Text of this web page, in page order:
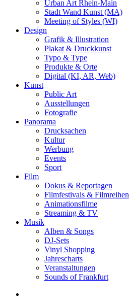
Urban Art Rhein-Main
Stadt Wand Kunst (MA)
Meeting of Styles (WI)
Design
Grafik & Illustration
Plakat & Druckkunst
Typo & Type
Produkte & Orte
Digital (KI, AR, Web)
Kunst
Public Art
Ausstellungen
Fotografie
Panorama
Drucksachen
Kultur
Werbung
Events
Sport
Film
Dokus & Reportagen
Filmfestivals & Filmreihen
Animationsfilme
Streaming & TV
Musik
Alben & Songs
DJ-Sets
Vinyl Shopping
Jahrescharts
Veranstaltungen
Sounds of Frankfurt